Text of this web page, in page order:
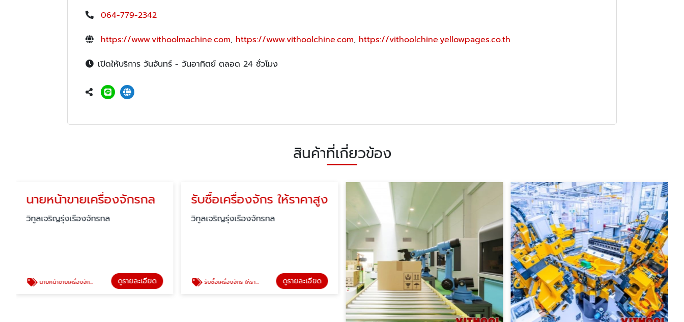
064-779-2342
https://www.vithoolmachine.com, https://www.vithoolchine.com, https://vithoolchine.yellowpages.co.th
เปิดให้บริการ วันจันทร์ - วันอาทิตย์ ตลอด 24 ชั่วโมง
สินค้าที่เกี่ยวข้อง
รับซื้อเครื่องจักร ให้ราคาสูง
วิทูลเจริญรุ่งเรืองจักรกล
รับซื้อเครื่องจักร ให้ราคาสูง ดูรายละเอียด